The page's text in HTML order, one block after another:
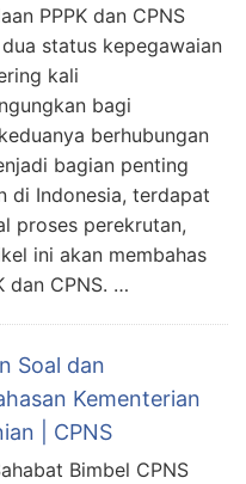
PPPK dan CPNS
status kepegawaian
kali
bagi
berhubungan
bagian penting
di Indonesia, terdapat
proses perekrutan,
ini akan membahas
dan CPNS. …
Soal dan
Kementerian
| CPNS
Bimbel CPNS